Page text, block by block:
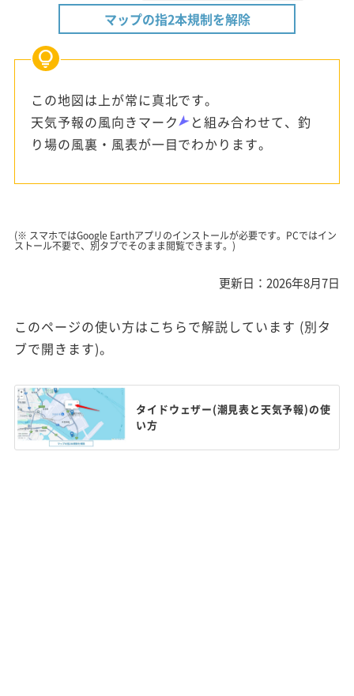
マップの指2本規制を解除
この地図は上が常に真北です。
天気予報の風向きマーク
と組み合わせて、釣
り場の風裏・風表が一目でわかります。
(※ スマホではGoogle Earthアプリのインストールが必要です。PCではイン
ストール不要で、別タブでそのまま閲覧できます。)
更新日：2026年8月7日
このページの使い方はこちらで解説しています (別タ
ブで開きます)。
タイドウェザー(潮見表と天気予報)の使
い方